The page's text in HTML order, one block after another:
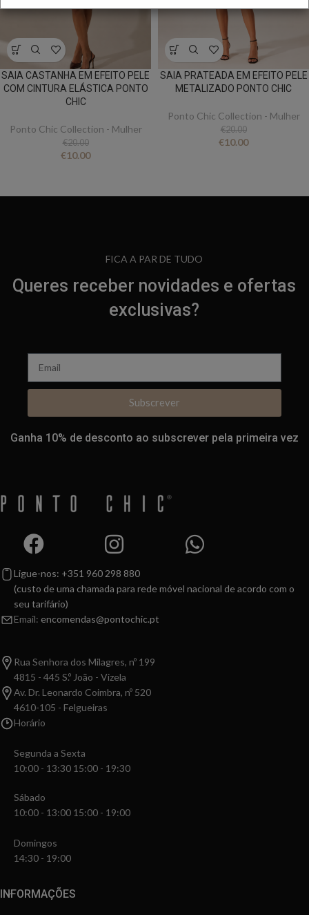
SAIA CASTANHA EM EFEITO PELE
COM CINTURA ELÁSTICA PONTO
CHIC
Ponto Chic Collection - Mulher
€20.00
€10.00
SAIA PRATEADA EM EFEITO PELE
METALIZADO PONTO CHIC
Ponto Chic Collection - Mulher
€20.00
€10.00
FICA A PAR DE TUDO
Queres receber novidades e ofertas
exclusivas?
Subscrever
Ganha 10% de desconto ao subscrever pela primeira vez
Ligue-nos: +351 960 298 880
(custo de uma chamada para rede móvel nacional de acordo com o
seu tarifário)
Email: encomendas@pontochic.pt
Rua Senhora dos Milagres, nº 199
4815 - 445 S.º João - Vizela
Av. Dr. Leonardo Coimbra, nº 520
4610-105 - Felgueiras
Horário
Segunda a Sexta
10:00 - 13:30 15:00 - 19:30
Sábado
10:00 - 13:00 15:00 - 19:00
Domingos
14:30 - 19:00
INFORMAÇÕES